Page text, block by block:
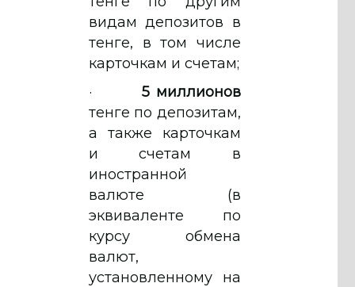
видам депозитов в
тенге, в том числе
карточкам и счетам;
·5 миллионов
тенге по депозитам,
а также карточкам
и счетам в
иностранной
валюте (в
эквиваленте по
курсу обмена
валют,
установленному на